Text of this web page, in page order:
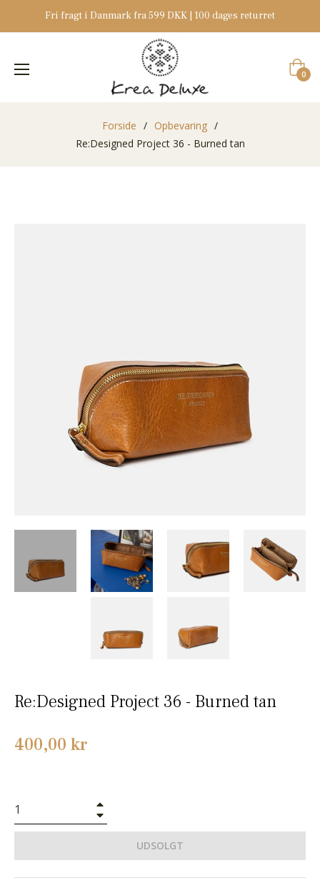
Fri fragt i Danmark fra 599 DKK | 100 dages returret
0
Forside / Opbevaring /
Re:Designed Project 36 - Burned tan
Re:Designed Project 36 - Burned tan
Normalpris
400,00 kr
UDSOLGT